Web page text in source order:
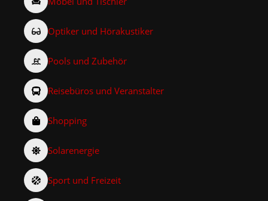
Optiker und Hörakustiker
Pools und Zubehör
Reisebüros und Veranstalter
Shopping
Solarenergie
Sport und Freizeit